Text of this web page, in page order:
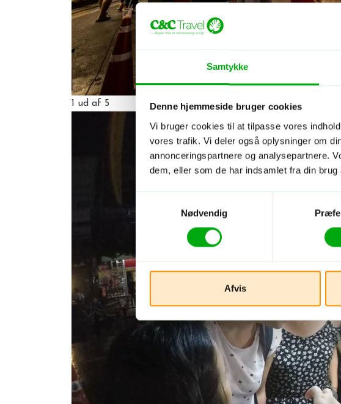
Samtykke
Denne hjemmeside bruger cookies
Vi bruger cookies til at tilpasse vores
vores trafik. Vi deler også oplysninger om
annonceringspartnere og analysepartnere.
dem, eller som de har indsamlet fra din brug
Nødvendig
Afvis
1 ud af 5